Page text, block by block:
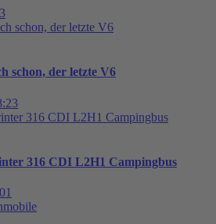
schon, der letzte V6
316 CDI L2H1 Campingbus